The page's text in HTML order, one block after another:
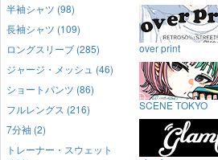
半袖シャツ (98)
長袖シャツ (109)
ロングスリーブ (285)
ジャージ・メッシュ (46)
ショートパンツ (86)
フルレングス (216)
7分袖 (2)
トレーナー・スウェット
over print
SCENE TOKYO